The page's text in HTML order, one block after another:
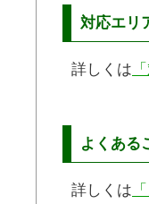
対応エリ
詳しくは
よくある
詳しくは